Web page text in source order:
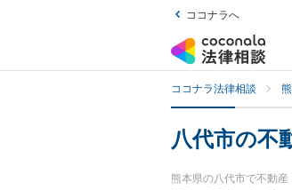
ココナラへ
ココナラ法律相談
八代市の不
熊本県の八代市で不動